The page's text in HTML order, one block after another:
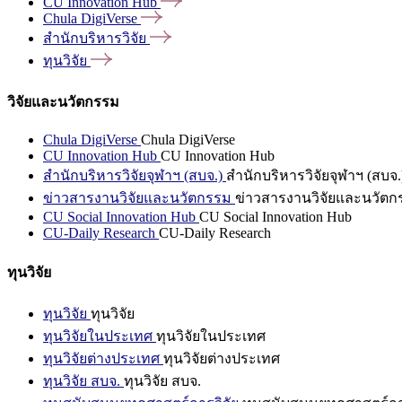
Chula DigiVerse
สำนักบริหารวิจัย
ทุนวิจัย
วิจัยและนวัตกรรม
Chula DigiVerse Chula DigiVerse
CU Innovation Hub CU Innovation Hub
สำนักบริหารวิจัยจุฬาฯ (สบจ.) สำนักบริหารวิจัยจุฬาฯ (สบจ
ข่าวสารงานวิจัยและนวัตกรรม ข่าวสารงานวิจัยและนวัตก
CU Social Innovation Hub CU Social Innovation Hub
CU-Daily Research CU-Daily Research
ทุนวิจัย
ทุนวิจัย ทุนวิจัย
ทุนวิจัยในประเทศ ทุนวิจัยในประเทศ
ทุนวิจัยต่างประเทศ ทุนวิจัยต่างประเทศ
ทุนวิจัย สบจ. ทุนวิจัย สบจ.